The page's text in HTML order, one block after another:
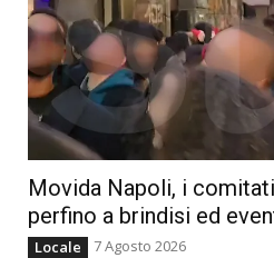
Movida Napoli, i
perfino a brindisi ed
Locale 7 Agosto 2026